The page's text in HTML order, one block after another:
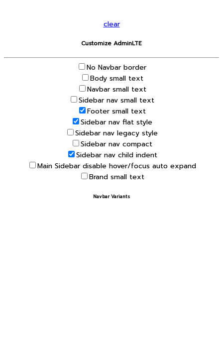
clear
Customize AdminLTE
No Navbar border
Body small text
Navbar small text
Sidebar nav small text
Footer small text
Sidebar nav flat style
Sidebar nav legacy style
Sidebar nav compact
Sidebar nav child indent
Main Sidebar disable hover/focus auto expand
Brand small text
Navbar Variants